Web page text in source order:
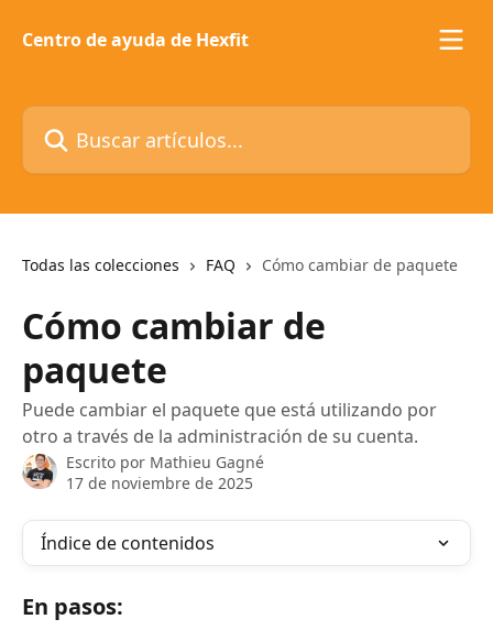
Centro de ayuda de Hexfit
Buscar artículos...
Todas las colecciones FAQ Cómo cambiar de paquete
Cómo cambiar de
paquete
Puede cambiar el paquete que está utilizando por
otro a través de la administración de su cuenta.
Escrito por Mathieu Gagné
17 de noviembre de 2025
Índice de contenidos
En pasos: